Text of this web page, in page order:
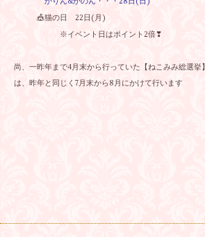
🎪猫の日 22日(月)
※イベント日はポイント2倍❣
尚、一昨年まで4月末から行っていた【ねこみみ総選挙】
は、昨年と同じく7月末から8月にかけて行います